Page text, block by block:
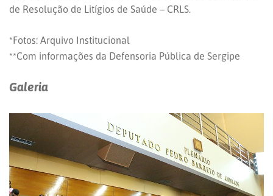
de Resolução de Litígios de Saúde – CRLS.
*Fotos: Arquivo Institucional
**Com informações da Defensoria Pública de Sergipe
Galeria